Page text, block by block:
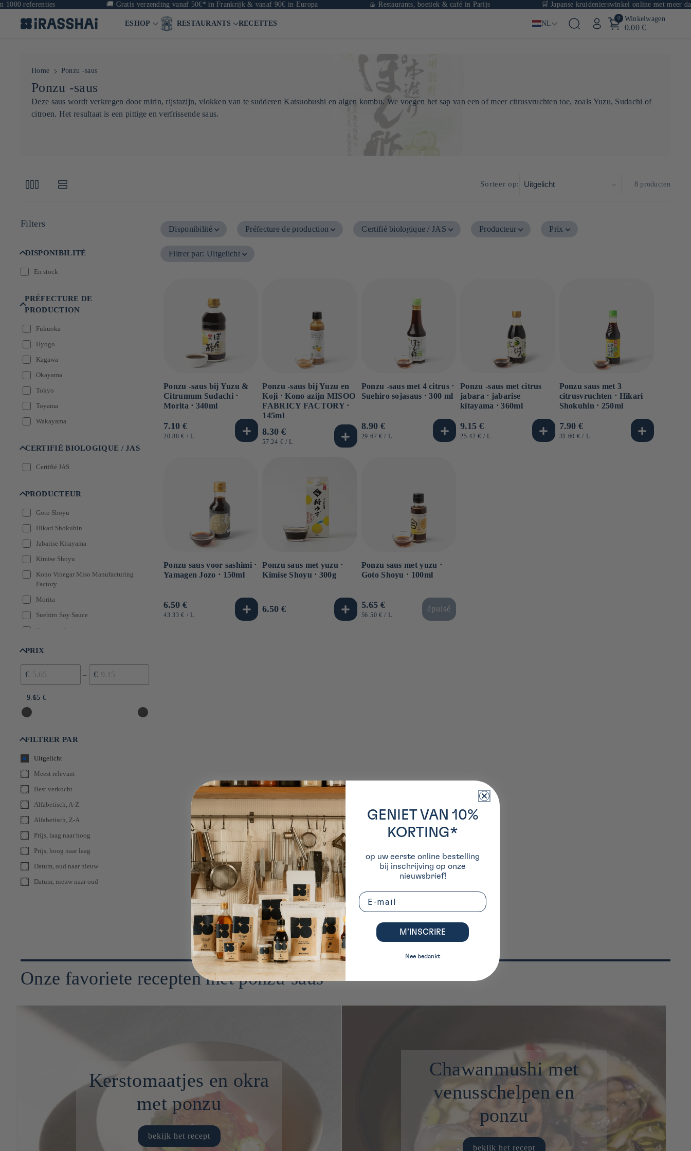
Gratis verzending vanaf 50€* in Frankrijk & vanaf 90€ in Europa 🍙 Restaurants, boetiek & café in Parijs 🛒 Japanse kruidenierswinkel online met meer dan
ESHOP RESTAURANTS RECETTES NL
0 Winkelwagen
0.00 €
Home Ponzu -saus
C
o
l
t
:
Ponzu -saus
Deze saus wordt verkregen door mirin, rijstazijn, vlokken van te sudderen Katsuobushi en algen kombu. We voegen het sap van een of meer citrusvruchten toe, zoals Yuzu, Sudachi of
citroen. Het resultaat is een pittige en verfrissende saus.
Sorteer op: 8 producten
Filters
DISPONIBILITÉ
En stock
PRÉFECTURE DE
PRODUCTION
Fukuoka
Hyogo
Kagawa
Okayama
Tokyo
Toyama
Wakayama
CERTIFIÉ BIOLOGIQUE / JAS
Certifié JAS
PRODUCTEUR
Goto Shoyu
Hikari Shokuhin
Jabarise Kitayama
Kimise Shoyu
Kono Vinegar Miso Manufacturing
Factory
Morita
Suehiro Soy Sauce
Yamagen Jozo
PRIX
€ – €
5.65 €
9.15 €
FILTRER PAR
Uitgelicht
Meest relevant
Best verkocht
Alfabetisch, A-Z
Alfabetisch, Z-A
Prijs, laag naar hoog
Prijs, hoog naar laag
Datum, oud naar nieuw
Datum, nieuw naar oud
Disponibilité Préfecture de production Certifié biologique / JAS Producteur Prix
Filtrer par: Uitgelicht
Ponzu -saus bij Yuzu &
Citrumum Sudachi ⋅
Morita ⋅ 340ml
Normale
prijs
7.10 €
EENHEIDSPRIJS
20.88 € / PER
L
Ponzu -saus bij Yuzu en
Koji ⋅ Kono azijn MISOO
FABRICY FACTORY ⋅
145ml
Normale
prijs
8.30 €
EENHEIDSPRIJS
57.24 € / PER
L
Ponzu -saus met 4 citrus ⋅
Suehiro sojasaus ⋅ 300 ml
Normale
prijs
8.90 €
EENHEIDSPRIJS
29.67 € / PER
L
Ponzu -saus met citrus
jabara ⋅ jabarise
kitayama ⋅ 360ml
Normale
prijs
9.15 €
EENHEIDSPRIJS
25.42 € / PER
L
Ponzu saus met 3
citrusvruchten ⋅ Hikari
Shokuhin ⋅ 250ml
Normale
prijs
7.90 €
EENHEIDSPRIJS
31.60 € / PER
L
Ponzu saus voor sashimi ⋅
Yamagen Jozo ⋅ 150ml
Normale
prijs
6.50 €
EENHEIDSPRIJS
43.33 € / PER
L
Ponzu saus met yuzu ⋅
Kimise Shoyu ⋅ 300g
Normale
6.50 €
Ponzu saus met yuzu ⋅
Goto Shoyu ⋅ 100ml
Normale
prijs
5.65 €
EENHEIDSPRIJS
56.50 € / PER
L
épuisé
Onze favoriete recepten met ponzu-saus
Kerstomaatjes en okra
met ponzu
bekijk het recept
Chawanmushi met
venusschelpen en
ponzu
bekijk het recept
GENIET VAN 10%
KORTING*
op uw eerste online bestelling
bij inschrijving op onze
nieuwsbrief!
Email
M’INSCRIRE
Nee bedankt